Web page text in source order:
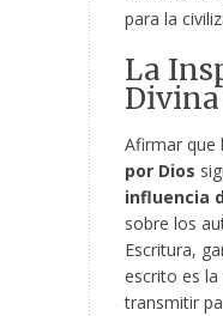
para la
La
Afirmar que
por Dios
influencia
sobre los
Escritura,
escrito es
transmitir